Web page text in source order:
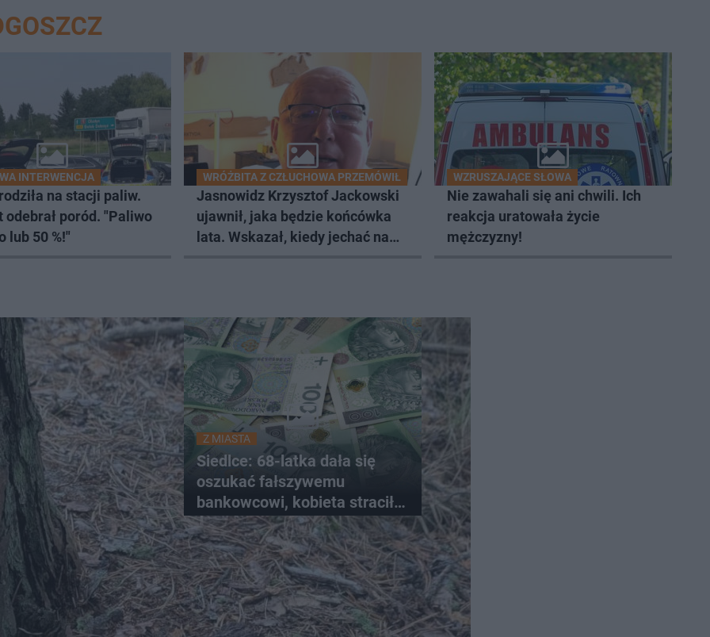
INTERWENCJA
na stacji paliw.
odebrał poród. "Paliwo
lub 50 %!"
WRÓŻBITA Z CZŁUCHOWA PRZEMÓWIŁ
Jasnowidz Krzysztof Jackowski
ujawnił, jaka będzie końcówka
lata. Wskazał, kiedy jechać na
WZRUSZAJĄCE SŁOWA
Nie zawahali się ani chwili. Ich
reakcja uratowała życie
mężczyzny!
Z MIASTA
Siedlce: 68-latka dała się
oszukać fałszywemu
bankowcowi, kobieta straciła
blisko 40 tys. zł